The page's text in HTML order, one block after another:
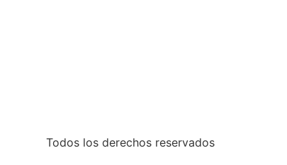
Todos los derechos reservados